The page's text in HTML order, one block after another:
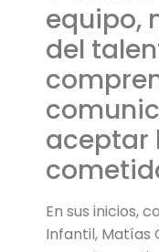
equipo,
del
aceptar
En sus inicios,
Infantil, Matías